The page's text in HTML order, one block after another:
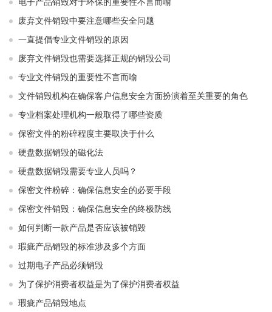
废弃文件销毁中要注意哪些安全问题
一直提倡专业文件销毁的原因
废弃文件销毁也需要选择正规的销毁公司
专业文件销毁的重要性不言而喻
文件销毁机构在确保客户信息安全方面扮演着至关重要的角色
专业档案处理机构一般取得了哪些资质
保密文件的粉碎程度主要取决于什么
硬盘数据销毁的磁化法
硬盘数据销毁需要专业人员吗？
保密文件粉碎：确保信息安全的必要手段
保密文件销毁：确保信息安全的终极防线
如何判断一款产品是否应该被销毁
瑕疵产品销毁的标准涉及多个方面
过期电子产品必须销毁
为了保护消费者权益是为了保护消费者权益
瑕疵产品销毁地点